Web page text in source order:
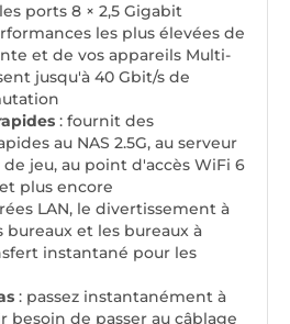
ports 8 × 2,5 Gigabit
les plus élevées de
et de vos appareils Multi-
jusqu'à 40 Gbit/s de
: fournit des
au NAS 2.5G, au serveur
de jeu, au point d'accès WiFi 6
plus encore
LAN, le divertissement à
et les bureaux à
instantané pour les
: passez instantanément à
besoin de passer au câblage